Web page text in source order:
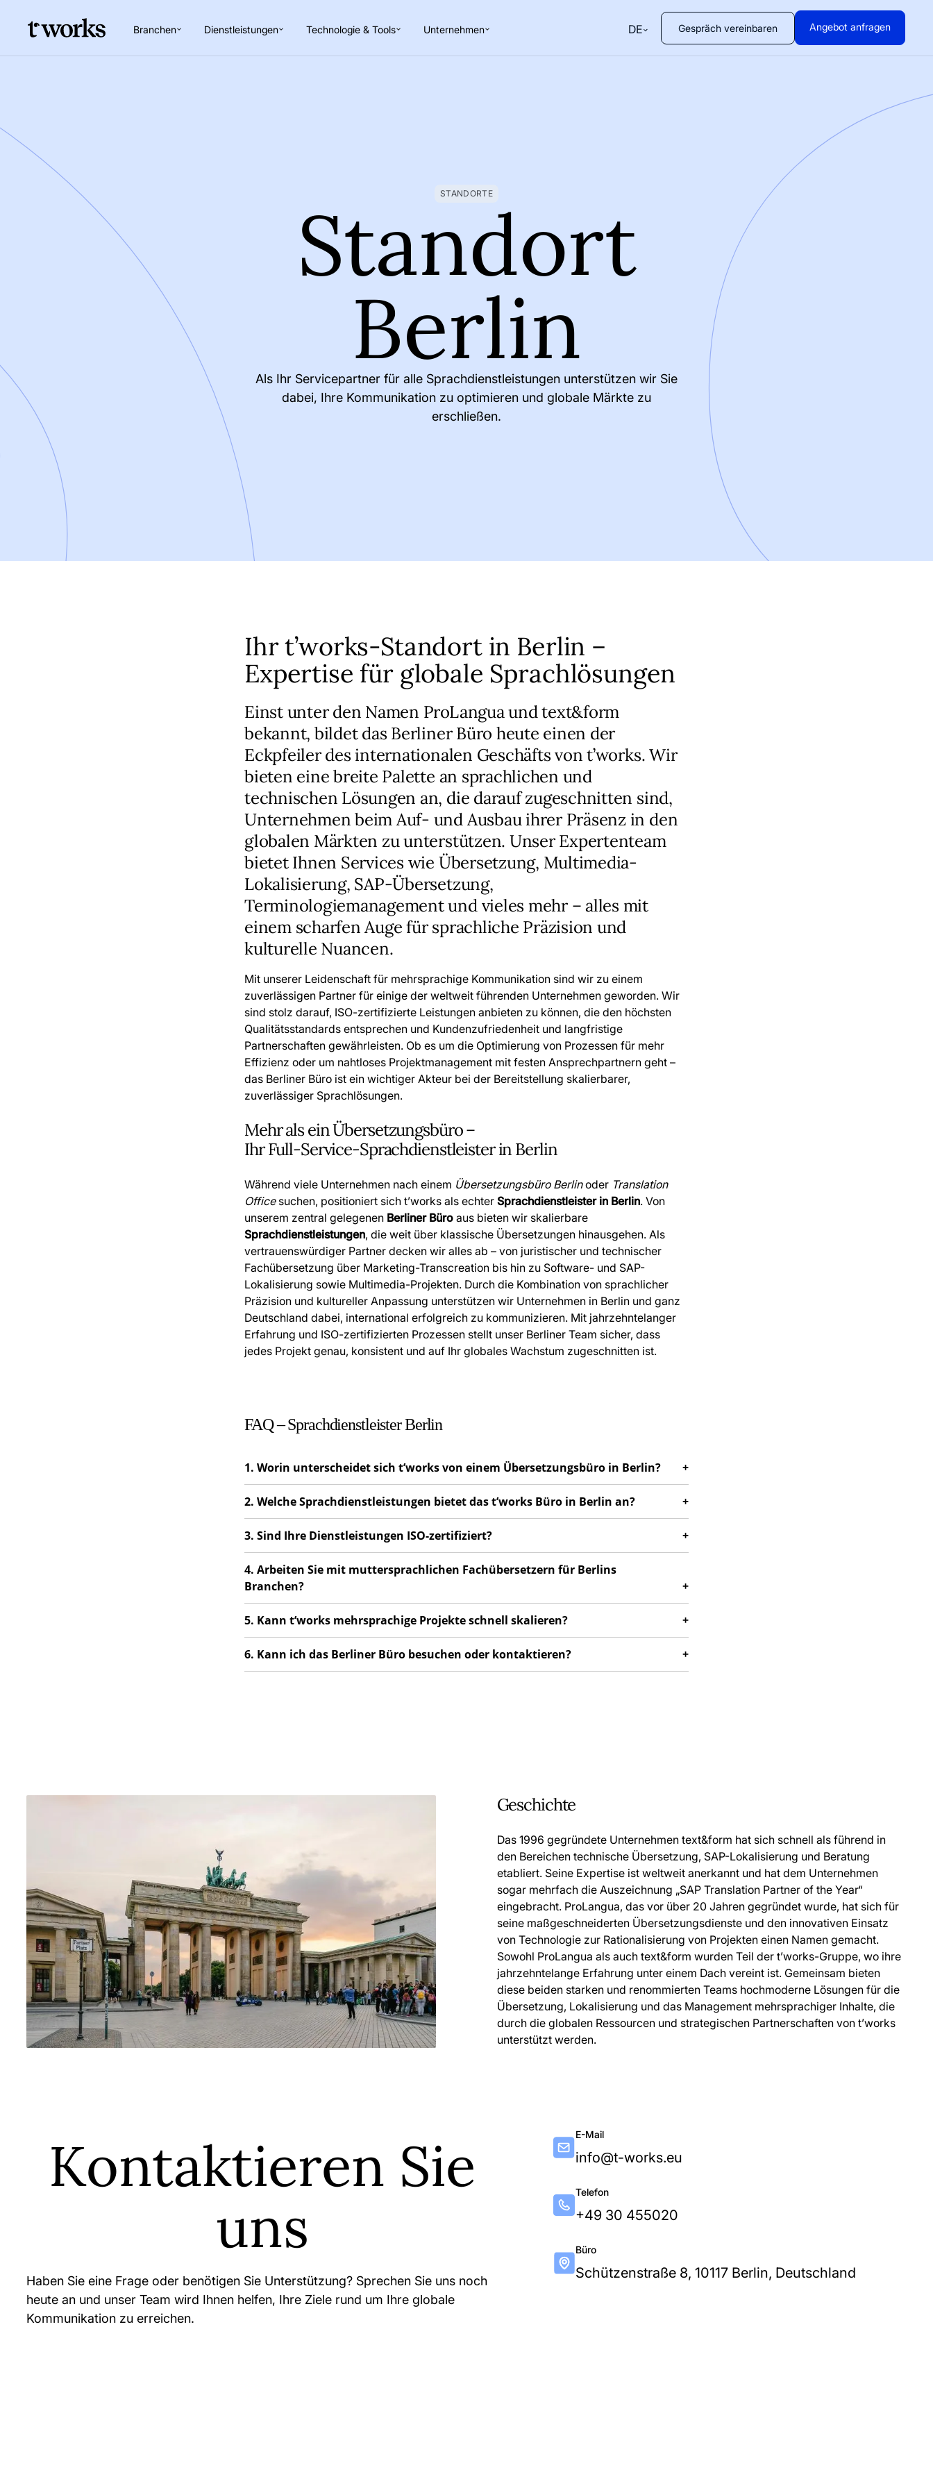
Branchen Dienstleistungen Technologie & Tools Unternehmen DE Gespräch vereinbaren Angebot anfragen
STANDORTE
Standort
Berlin
Als Ihr Servicepartner für alle Sprachdienstleistungen unterstützen wir Sie
dabei, Ihre Kommunikation zu optimieren und globale Märkte zu
erschließen.
Ihr t’works-Standort in Berlin –
Expertise für globale Sprachlösungen
Einst unter den Namen ProLangua und text&form
bekannt, bildet das Berliner Büro heute einen der
Eckpfeiler des internationalen Geschäfts von t’works. Wir
bieten eine breite Palette an sprachlichen und
technischen Lösungen an, die darauf zugeschnitten sind,
Unternehmen beim Auf- und Ausbau ihrer Präsenz in den
globalen Märkten zu unterstützen. Unser Expertenteam
bietet Ihnen Services wie Übersetzung, Multimedia-
Lokalisierung, SAP-Übersetzung,
Terminologiemanagement und vieles mehr – alles mit
einem scharfen Auge für sprachliche Präzision und
kulturelle Nuancen.
Mit unserer Leidenschaft für mehrsprachige Kommunikation sind wir zu einem
zuverlässigen Partner für einige der weltweit führenden Unternehmen geworden. Wir
sind stolz darauf, ISO-zertifizierte Leistungen anbieten zu können, die den höchsten
Qualitätsstandards entsprechen und Kundenzufriedenheit und langfristige
Partnerschaften gewährleisten. Ob es um die Optimierung von Prozessen für mehr
Effizienz oder um nahtloses Projektmanagement mit festen Ansprechpartnern geht –
das Berliner Büro ist ein wichtiger Akteur bei der Bereitstellung skalierbarer,
zuverlässiger Sprachlösungen.
Mehr als ein Übersetzungsbüro –
Ihr Full-Service-Sprachdienstleister in Berlin
Während viele Unternehmen nach einem Übersetzungsbüro Berlinoder Translation
Officesuchen, positioniert sich t’works als echter Sprachdienstleister in Berlin. Von
unserem zentral gelegenen Berliner Büro aus bieten wir skalierbare
Sprachdienstleistungen, die weit über klassische Übersetzungen hinausgehen. Als
vertrauenswürdiger Partner decken wir alles ab – von juristischer und technischer
Fachübersetzung über Marketing-Transcreation bis hin zu Software- und SAP-
Lokalisierung sowie Multimedia-Projekten. Durch die Kombination von sprachlicher
Präzision und kultureller Anpassung unterstützen wir Unternehmen in Berlin und ganz
Deutschland dabei, international erfolgreich zu kommunizieren. Mit jahrzehntelanger
Erfahrung und ISO-zertifizierten Prozessen stellt unser Berliner Team sicher, dass
jedes Projekt genau, konsistent und auf Ihr globales Wachstum zugeschnitten ist.
FAQ – Sprachdienstleister Berlin
1. Worin unterscheidet sich t’works von einem Übersetzungsbüro in Berlin?
2. Welche Sprachdienstleistungen bietet das t’works Büro in Berlin an?
3. Sind Ihre Dienstleistungen ISO-zertifiziert?
4. Arbeiten Sie mit muttersprachlichen Fachübersetzern für Berlins
Branchen?
5. Kann t’works mehrsprachige Projekte schnell skalieren?
6. Kann ich das Berliner Büro besuchen oder kontaktieren?
Geschichte
Das 1996 gegründete Unternehmen text&form hat sich schnell als führend in
den Bereichen technische Übersetzung, SAP-Lokalisierung und Beratung
etabliert. Seine Expertise ist weltweit anerkannt und hat dem Unternehmen
sogar mehrfach die Auszeichnung „SAP Translation Partner of the Year“
eingebracht. ProLangua, das vor über 20 Jahren gegründet wurde, hat sich für
seine maßgeschneiderten Übersetzungsdienste und den innovativen Einsatz
von Technologie zur Rationalisierung von Projekten einen Namen gemacht.
Sowohl ProLangua als auch text&form wurden Teil der t’works-Gruppe, wo ihre
jahrzehntelange Erfahrung unter einem Dach vereint ist. Gemeinsam bieten
diese beiden starken und renommierten Teams hochmoderne Lösungen für die
Übersetzung, Lokalisierung und das Management mehrsprachiger Inhalte, die
durch die globalen Ressourcen und strategischen Partnerschaften von t’works
unterstützt werden.
Schützenstraße 8, 10117 Berlin, Deutschland
Kontaktieren Sie
uns
Haben Sie eine Frage oder benötigen Sie Unterstützung? Sprechen Sie uns noch
heute an und unser Team wird Ihnen helfen, Ihre Ziele rund um Ihre globale
Kommunikation zu erreichen.
E-Mail
info@t-works.eu
Telefon
+49 30 455020
Büro
Schützenstraße 8, 10117 Berlin, Deutschland